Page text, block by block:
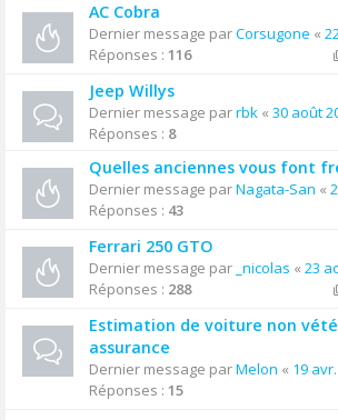
AC Cobra
Dernier message parCorsugone «
Réponses : 116
Jeep Willys
Dernier message parrbk « 30 août
Réponses : 8
Quelles anciennes vous font
Dernier message parNagata-San «
Réponses : 43
Ferrari 250 GTO
Dernier message par _nicolas « 23
Réponses : 288
Estimation de voiture non
assurance
Dernier message parMelon « 19
Réponses : 15